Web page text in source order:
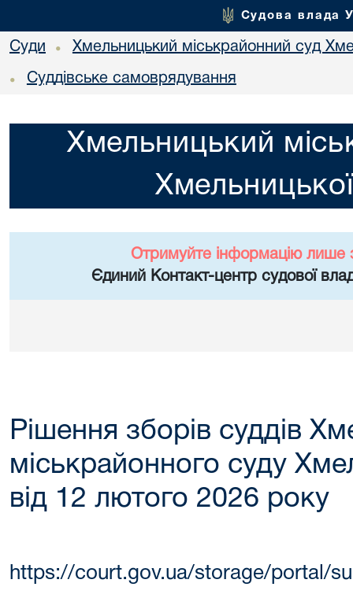
Судова влада
Суди • Хмельницький міськрайонний суд
• Суддівське самоврядування
Хмельницький
Отримуйте інформацію лише
Єдиний Контакт-центр судової
Рішення зборів суддів
міськрайонного суду
від 12 лютого 2026 року
https://court.gov.ua/storage/portal/